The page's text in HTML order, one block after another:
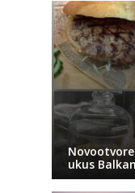
ukus